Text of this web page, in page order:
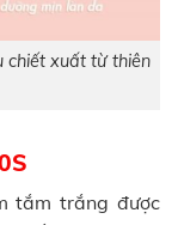
chiết xuất từ thiên
tắm trắng được